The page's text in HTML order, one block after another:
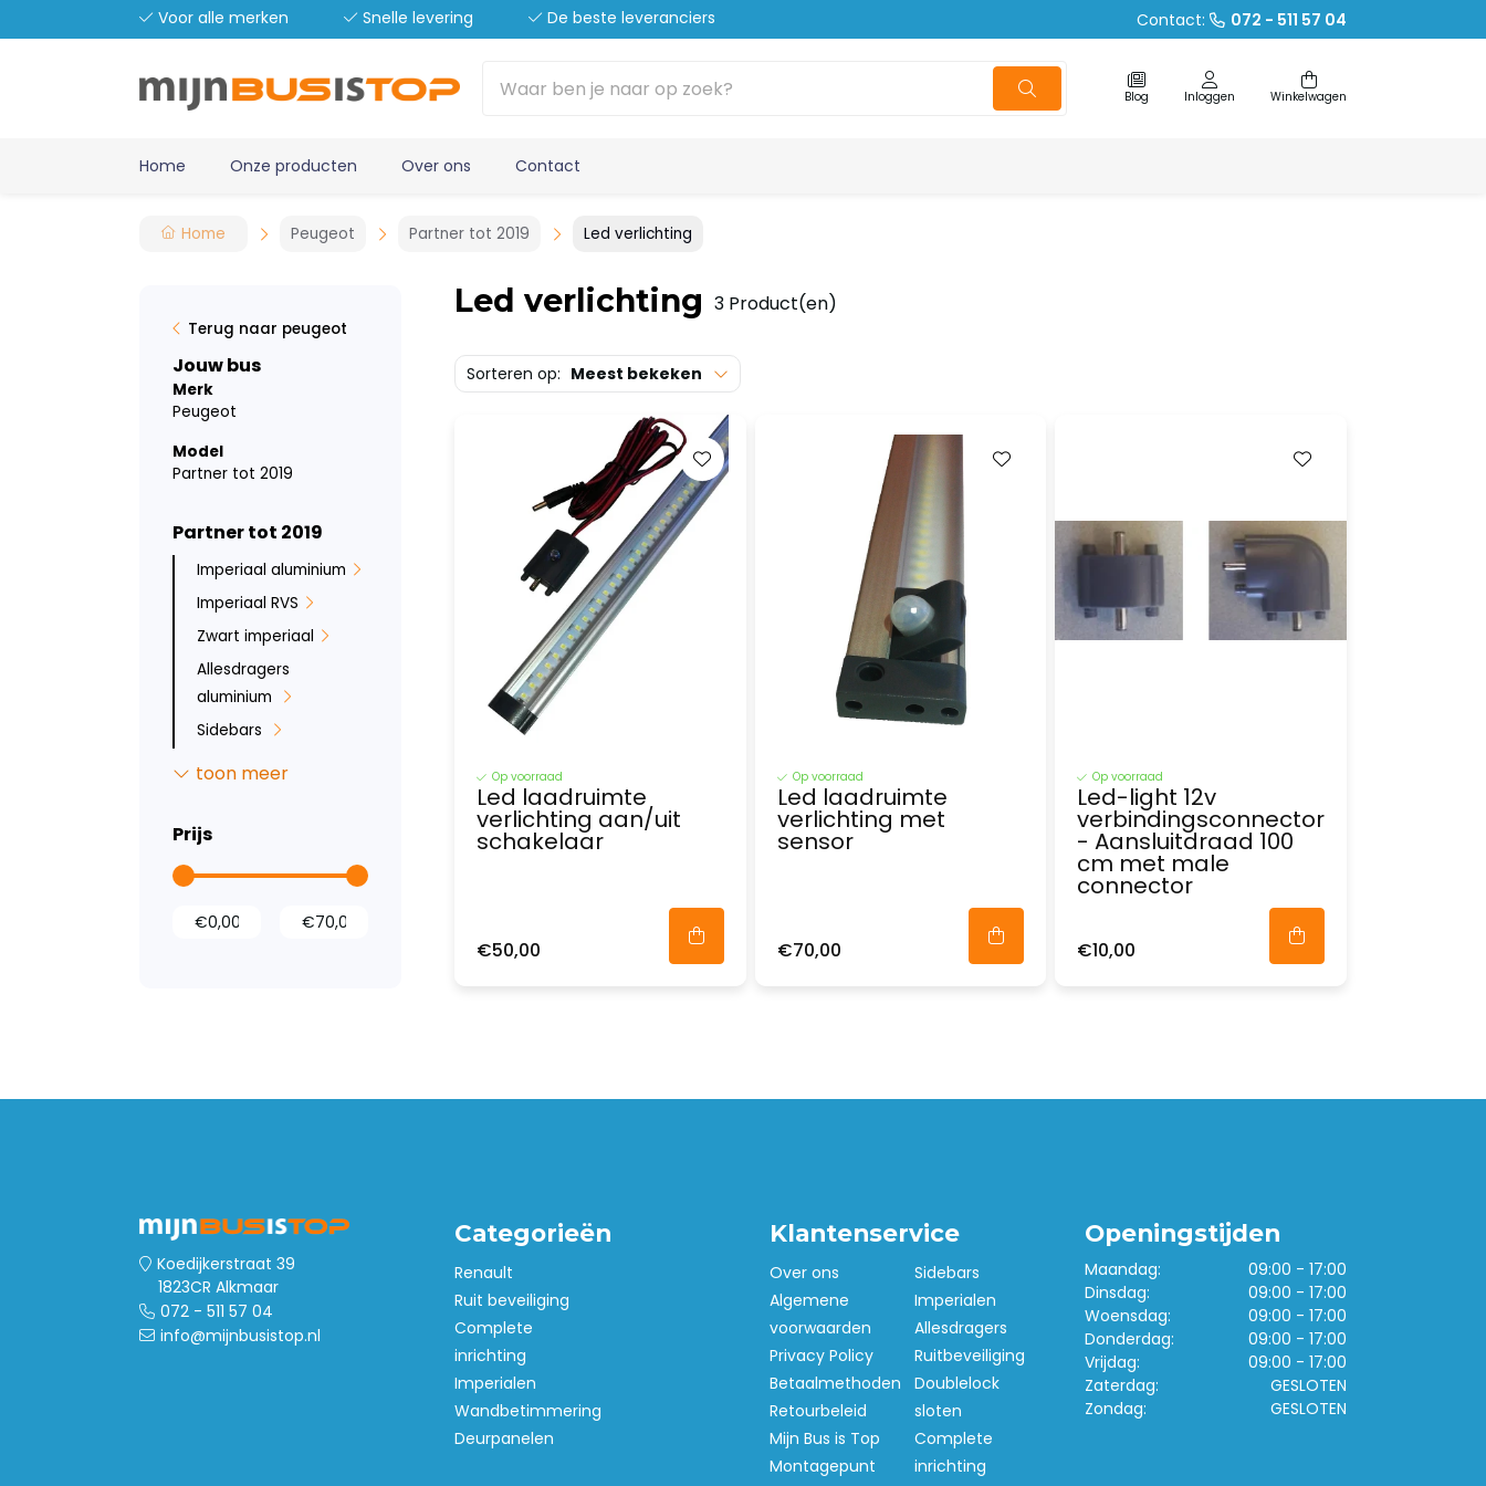
Voor alle merken Snelle levering De beste leveranciers Contact: 072 - 511 57 04
Blog Inloggen Winkelwagen
Home Onze producten Over ons Contact
Home Peugeot Partner tot 2019 Led verlichting
Terug naar peugeot
Jouw bus
Merk
Peugeot
Model
Partner tot 2019
Partner tot 2019
Imperiaal aluminium
Imperiaal RVS
Zwart imperiaal
Allesdragers
aluminium
Sidebars
Backbar
Bumperbescherming
Tussenwanden
toon meer
Prijs
Led verlichting 3 Product(en)
Sorteren op: Meest bekeken
Op voorraad
Led laadruimte
verlichting aan/uit
schakelaar
€50,00
Op voorraad
Led laadruimte
verlichting met
sensor
€70,00
Op voorraad
Led-light 12v
verbindingsconnector
- Aansluitdraad 100
cm met male
connector
€10,00
Koedijkerstraat 39
1823CR Alkmaar
072 - 511 57 04
info@mijnbusistop.nl
Categorieën
Renault
Ruit beveiliging
Complete
inrichting
Imperialen
Wandbetimmering
Deurpanelen
Klantenservice
Over ons
Algemene
voorwaarden
Privacy Policy
Betaalmethoden
Retourbeleid
Mijn Bus is Top
Montagepunt
Sidebars
Imperialen
Allesdragers
Ruitbeveiliging
Doublelock
sloten
Complete
inrichting
Openingstijden
Maandag:
09:00 - 17:00
Dinsdag:
09:00 - 17:00
Woensdag:
09:00 - 17:00
Donderdag:
09:00 - 17:00
Vrijdag:
09:00 - 17:00
Zaterdag:
GESLOTEN
Zondag:
GESLOTEN